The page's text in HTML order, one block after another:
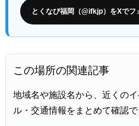
とくなび福岡（@ifkjp）をXでフ
この場所の関連記事
地域名や施設名から、近くの
ル・交通情報をまとめて確認で